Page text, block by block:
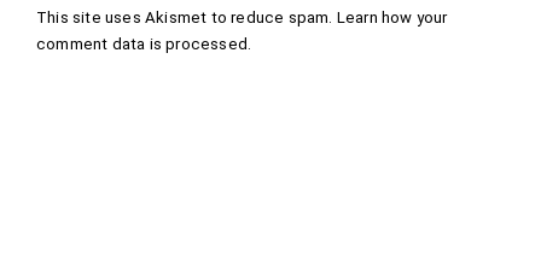
This site uses Akismet to reduce spam. Learn how your
comment data is processed .